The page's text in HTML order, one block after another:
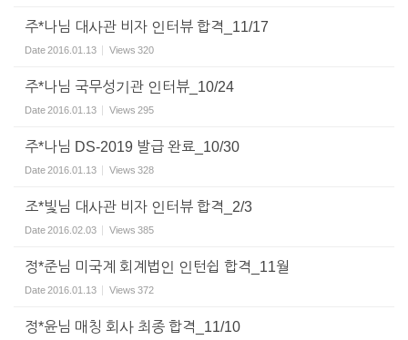
주*나님 대사관 비자 인터뷰 합격_11/17
Date2016.01.13 Views 320
주*나님 국무성기관 인터뷰_10/24
Date2016.01.13 Views 295
주*나님 DS-2019 발급 완료_10/30
Date2016.01.13 Views 328
조*빛님 대사관 비자 인터뷰 합격_2/3
Date2016.02.03 Views 385
정*준님 미국계 회계법인 인턴쉽 합격_11월
Date2016.01.13 Views 372
정*윤님 매칭 회사 최종 합격_11/10